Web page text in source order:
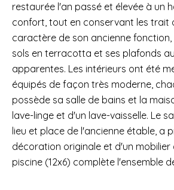
restaurée l'an passé et élevée à un
confort, tout en conservant les trait
caractère de son ancienne
sols en terracotta et ses plafonds
apparentes. Les intérieurs ont été
équipés de façon très moderne,
possède sa salle de bains et la
lave-linge et d'un lave-vaisselle. Le
lieu et place de l'ancienne étable, a
décoration originale et d'un mobilier
piscine (12x6) complète l'ensemble